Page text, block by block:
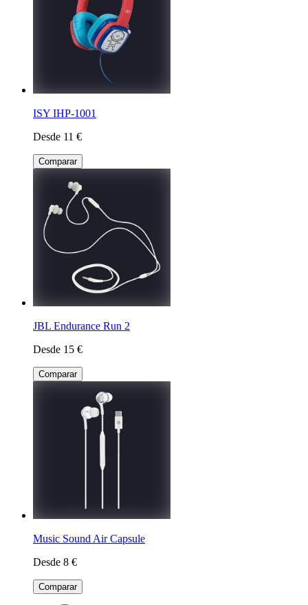
ISY IHP-1001
Desde 11 €
Comparar
JBL Endurance Run 2
Desde 15 €
Comparar
Music Sound Air Capsule
Desde 8 €
Comparar